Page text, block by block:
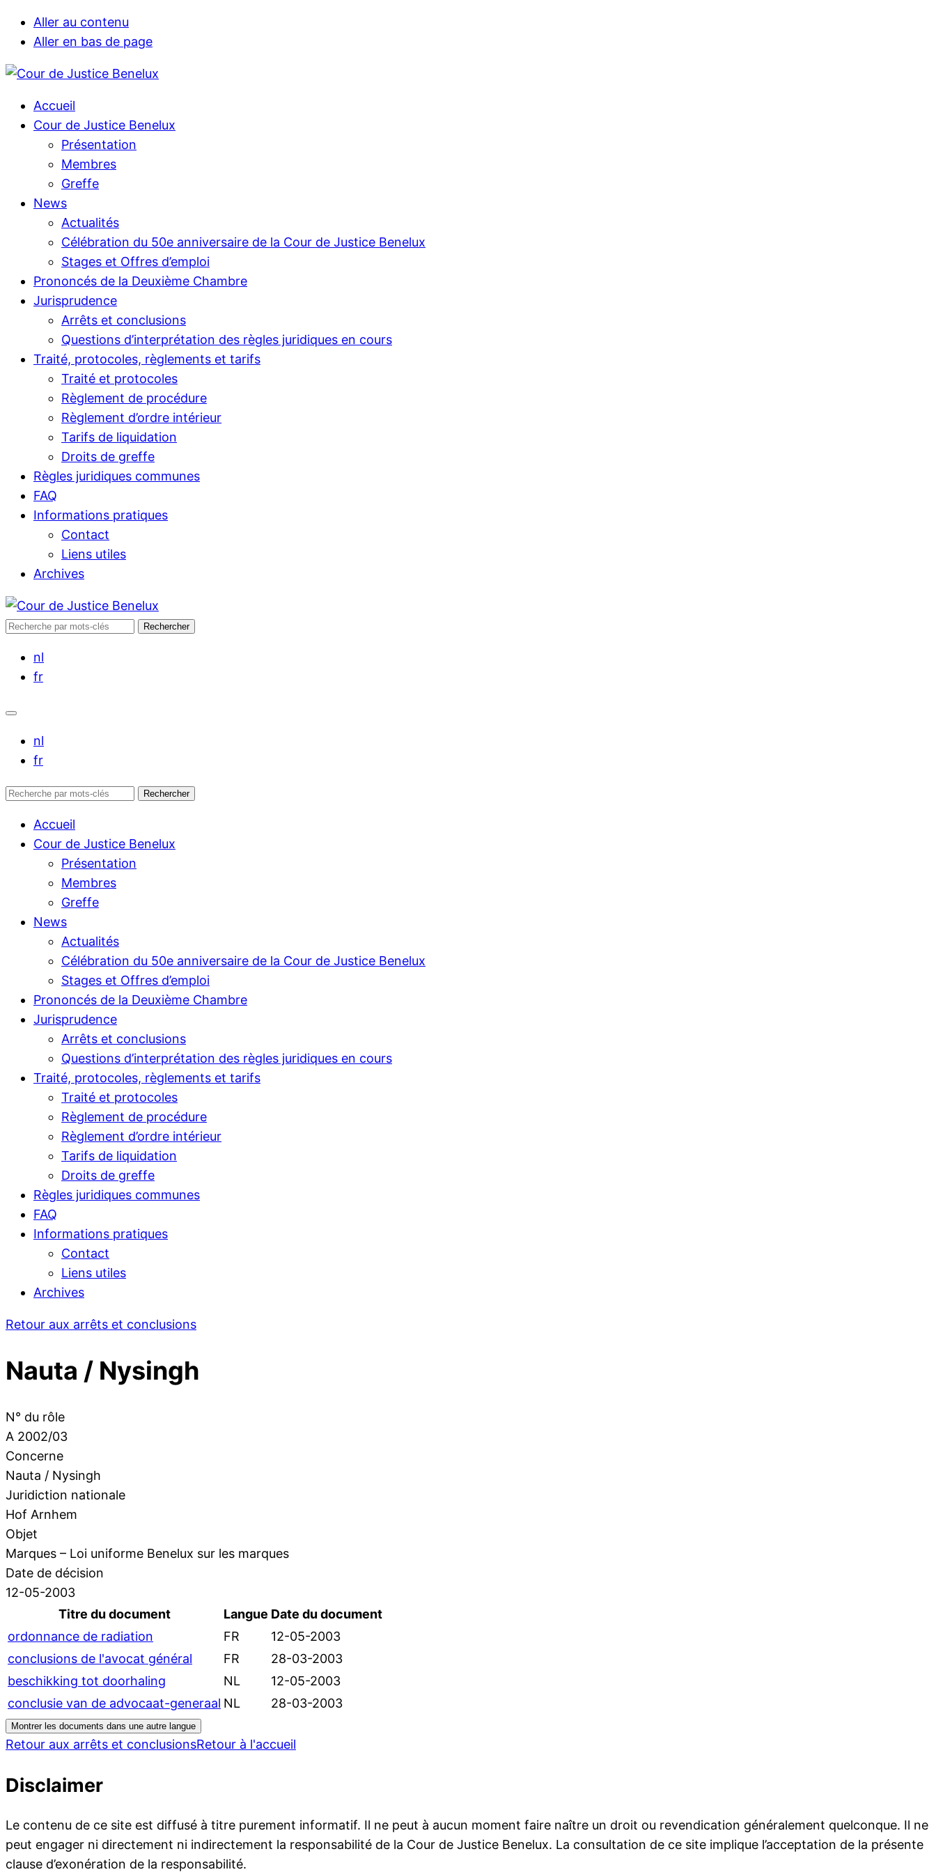
Aller au contenu
Aller en bas de page
Accueil
Cour de Justice Benelux
Présentation
Membres
Greffe
News
Actualités
Célébration du 50e anniversaire de la Cour de Justice Benelux
Stages et Offres d’emploi
Prononcés de la Deuxième Chambre
Jurisprudence
Arrêts et conclusions
Questions d’interprétation des règles juridiques en cours
Traité, protocoles, règlements et tarifs
Traité et protocoles
Règlement de procédure
Règlement d’ordre intérieur
Tarifs de liquidation
Droits de greffe
Règles juridiques communes
FAQ
Informations pratiques
Contact
Liens utiles
Archives
Rechercher : Rechercher
nl
fr
nl
fr
Rechercher : Rechercher
Accueil
Cour de Justice Benelux
Présentation
Membres
Greffe
News
Actualités
Célébration du 50e anniversaire de la Cour de Justice Benelux
Stages et Offres d’emploi
Prononcés de la Deuxième Chambre
Jurisprudence
Arrêts et conclusions
Questions d’interprétation des règles juridiques en cours
Traité, protocoles, règlements et tarifs
Traité et protocoles
Règlement de procédure
Règlement d’ordre intérieur
Tarifs de liquidation
Droits de greffe
Règles juridiques communes
FAQ
Informations pratiques
Contact
Liens utiles
Archives
Retour aux arrêts et conclusions
Nauta / Nysingh
N° du rôle
A 2002/03
Concerne
Nauta / Nysingh
Juridiction nationale
Hof Arnhem
Objet
Marques – Loi uniforme Benelux sur les marques
Date de décision
12-05-2003
Titre du document
Langue Date du document
ordonnance de radiation
FR
12-05-2003
conclusions de l'avocat général
FR
28-03-2003
beschikking tot doorhaling
NL
12-05-2003
conclusie van de advocaat-generaal NL 28-03-2003
Montrer les documents dans une autre langue
Retour aux arrêts et conclusionsRetour à l'accueil
Disclaimer
Le contenu de ce site est diffusé à titre purement informatif. Il ne peut à aucun moment faire naître un droit ou revendication généralement quelconque. Il ne
peut engager ni directement ni indirectement la responsabilité de la Cour de Justice Benelux. La consultation de ce site implique l’acceptation de la présente
clause d’exonération de la responsabilité.